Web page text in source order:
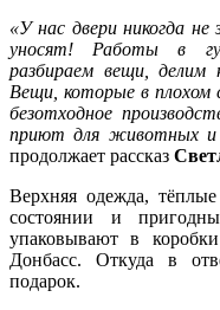
«У нас двери никогда
уносят! Работы в
разбираем вещи, делим
Вещи, которые в плохом
безотходное
приют для животных и
продолжает рассказ
Верхняя одежда,
состоянии и
упаковывают в
Донбасс. Откуда в
подарок.